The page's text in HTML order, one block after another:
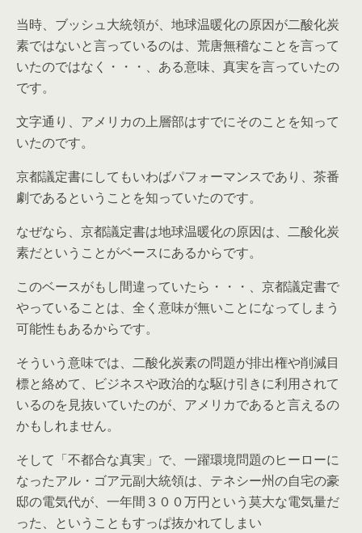
当時、ブッシュ大統領が、地球温暖化の原因が二酸化炭
素ではないと言っているのは、荒唐無稽なことを言って
いたのではなく・・・、ある意味、真実を言っていたの
です。
文字通り、アメリカの上層部はすでにそのことを知って
いたのです。
京都議定書にしてもいわばパフォーマンスであり、茶番
劇であるということを知っていたのです。
なぜなら、京都議定書は地球温暖化の原因は、二酸化炭
素だということがベースにあるからです。
このベースがもし間違っていたら・・・、京都議定書で
やっていることは、全く意味が無いことになってしまう
可能性もあるからです。
そういう意味では、二酸化炭素の問題が排出権や削減目
標と絡めて、ビジネスや政治的な駆け引きに利用されて
いるのを見抜いていたのが、アメリカであると言えるの
かもしれません。
そして「不都合な真実」で、一躍環境問題のヒーローに
なったアル・ゴア元副大統領は、テネシー州の自宅の豪
邸の電気代が、一年間３００万円という莫大な電気量だ
った、ということもすっぱ抜かれてしまい